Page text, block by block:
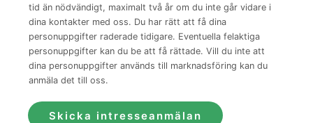
tid än nödvändigt, maximalt två år om du inte går vidare i
dina kontakter med oss. Du har rätt att få dina
personuppgifter raderade tidigare. Eventuella felaktiga
personuppgifter kan du be att få rättade. Vill du inte att
dina personuppgifter används till marknadsföring kan du
anmäla det till oss.
Skicka intresseanmälan